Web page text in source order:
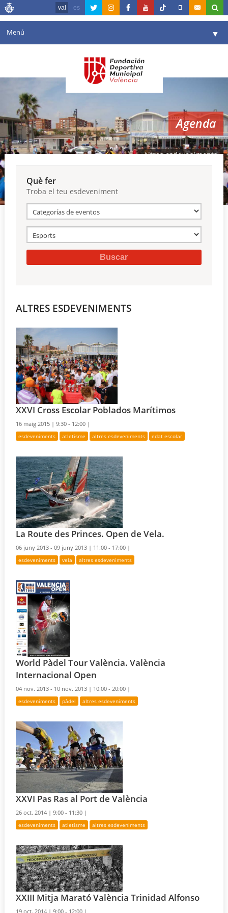
val es
Menú ▼
Agenda
Instal·lacions
Comunicació ▼
València en esport ▼
Reserves
Agenda
Altres esdeveniments
Què fer
Troba el teu esdeveniment
ALTRES ESDEVENIMENTS
XXVI Cross Escolar Poblados Marítimos
16 maig 2015 |9:30 - 12:00 |
esdeveniments atletisme altres esdeveniments edat escolar
La Route des Princes. Open de Vela.
06 juny 2013 - 09 juny 2013 | 11:00 - 17:00 |
esdeveniments vela altres esdeveniments
World Pàdel Tour València. València
Internacional Open
04 nov. 2013 - 10 nov. 2013 | 10:00 - 20:00 |
esdeveniments pàdel altres esdeveniments
XXVI Pas Ras al Port de València
26 oct. 2014 |9:00 - 11:30 |
esdeveniments atletisme altres esdeveniments
XXIII Mitja Marató València Trinidad Alfonso
19 oct. 2014 |9:00 - 12:00 |